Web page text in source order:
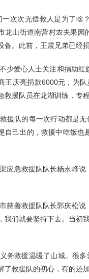
一次次无偿救人是为了啥
龙山街道南营村农夫果园
备。此前，王震兄弟已经
少爱心人士关注和捐助红
王庆亮捐款6000元，为
救援队员在龙湖训练，专
援队的每一次行动都是
自己出的，救援中吃饭也
应急救援队队长杨永峰说
慈善救援队队长郭庆松
我们就要坚持下去。当初
务救援温暖了山城。很
了救援队的初心，有的还